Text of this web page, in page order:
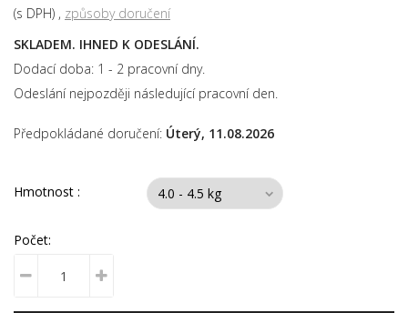
(s DPH)
způsoby doručení
SKLADEM. IHNED K ODESLÁNÍ.
Dodací doba: 1 - 2 pracovní dny.
Odeslání nejpozději následující pracovní den.
Předpokládané doručení: Úterý, 11.08.2026
Hmotnost :
Počet: